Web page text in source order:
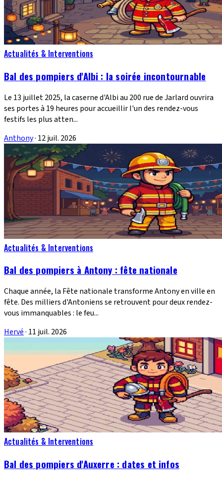
Actualités & Interventions
Bal des pompiers d'Albi : la soirée incontournable
Le 13 juillet 2025, la caserne d'Albi au 200 rue de Jarlard ouvrira
ses portes à 19 heures pour accueillir l'un des rendez-vous
festifs les plus atten...
Anthony· 12 juil. 2026
Actualités & Interventions
Bal des pompiers à Antony : fête nationale
Chaque année, la Fête nationale transforme Antony en ville en
fête. Des milliers d'Antoniens se retrouvent pour deux rendez-
vous immanquables : le feu...
Hervé· 11 juil. 2026
Actualités & Interventions
Bal des pompiers d'Auxerre : dates et infos